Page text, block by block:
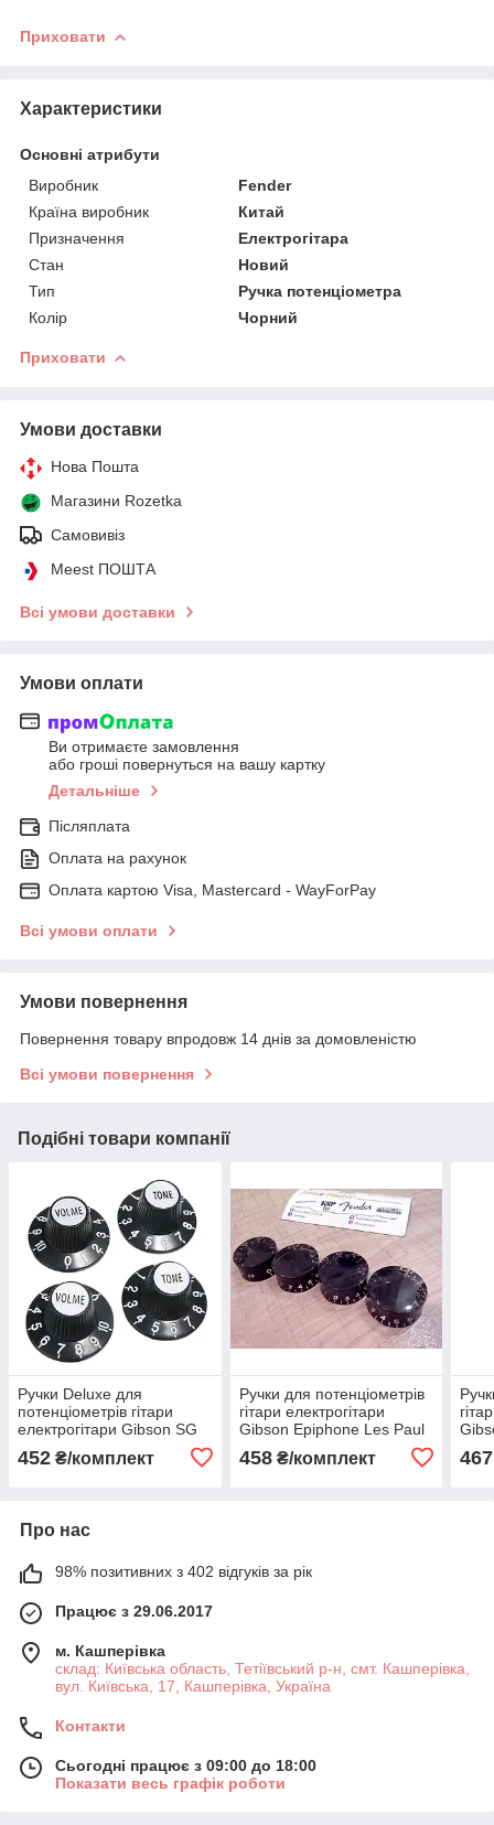
Приховати
Характеристики
Основні атрибути
Виробник
Fender
Країна виробник
Китай
Призначення
Електрогітара
Стан
Новий
Тип
Ручка потенціометра
Колір
Чорний
Приховати
Умови доставки
Нова Пошта
Магазини Rozetka
Самовивіз
Meest ПОШТА
Всі умови доставки
Умови оплати
Ви отримаєте замовлення
або гроші повернуться на вашу картку
Детальніше
Післяплата
Оплата на рахунок
Оплата картою Visa, Mastercard - WayForPay
Всі умови оплати
Умови повернення
Повернення товару впродовж 14 днів за домовленістю
Всі умови повернення
Подібні товари компанії
Ручки Deluxe для
потенціометрів гітари
електрогітари Gibson SG
Fender Jackson Musima
452 ₴/комплект
Ручки для потенціометрів
гітари електрогітари
Gibson Epiphone Les Paul
чорні Custom
458₴/комплект
Cort
467
Про нас
98% позитивних з 402 відгуків за рік
Працює з 29.06.2017
м. Кашперівка
склад: Київська область, Тетіївський р-н, смт. Кашперівка,
вул. Київська, 17, Кашперівка, Україна
Контакти
Сьогодні працює з 09:00 до 18:00
Показати весь графік роботи